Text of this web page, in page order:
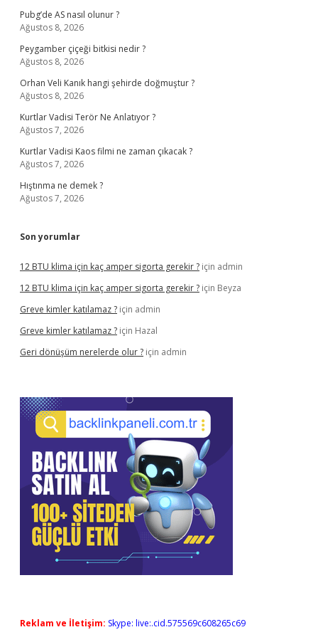
Pubg’de AS nasıl olunur ?
Ağustos 8, 2026
Peygamber çiçeği bitkisi nedir ?
Ağustos 8, 2026
Orhan Veli Kanık hangi şehirde doğmuştur ?
Ağustos 8, 2026
Kurtlar Vadisi Terör Ne Anlatıyor ?
Ağustos 7, 2026
Kurtlar Vadisi Kaos filmi ne zaman çıkacak ?
Ağustos 7, 2026
Hıştınma ne demek ?
Ağustos 7, 2026
Son yorumlar
12 BTU klima için kaç amper sigorta gerekir ? için admin
12 BTU klima için kaç amper sigorta gerekir ? için Beyza
Greve kimler katılamaz ? için admin
Greve kimler katılamaz ? için Hazal
Geri dönüşüm nerelerde olur ? için admin
Reklam ve İletişim: Skype: live:.cid.575569c608265c69